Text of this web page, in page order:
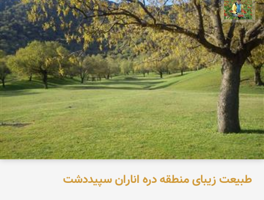
اسفندیار خدایی
طبیعت زیبای منطقه دره اناران سپیددشت